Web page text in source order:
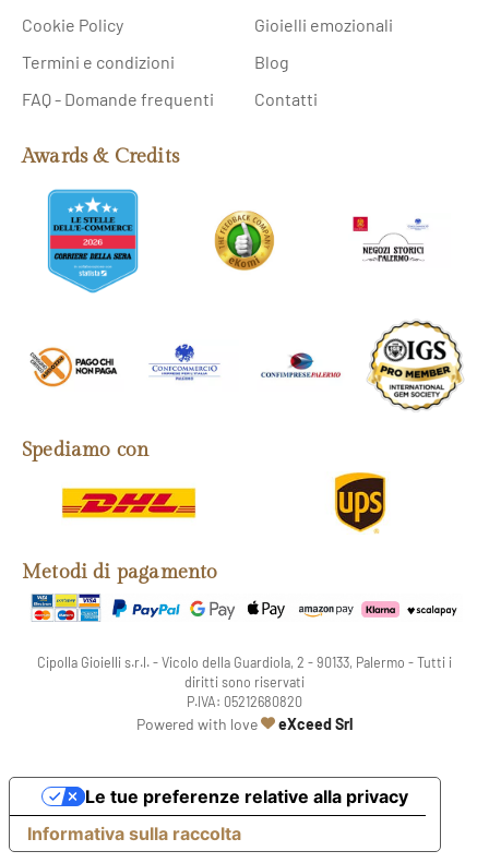
Cookie Policy
Termini e condizioni
FAQ - Domande frequenti
Gioielli emozionali
Blog
Contatti
Awards & Credits
Spediamo con
Metodi di pagamento
Cipolla Gioielli s.r.l. - Vicolo della Guardiola, 2 - 90133, Palermo - Tutti i
diritti sono riservati
P.IVA: 05212680820
Powered with love eXceed Srlweb agency
Informativa sulla raccolta
Le tue preferenze relative alla privacy